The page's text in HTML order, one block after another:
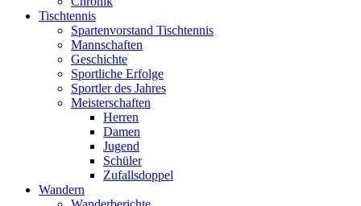
Tischtennis
Spartenvorstand Tischtennis
Mannschaften
Geschichte
Sportliche Erfolge
Sportler des Jahres
Meisterschaften
Herren
Damen
Jugend
Schüler
Zufallsdoppel
Wandern